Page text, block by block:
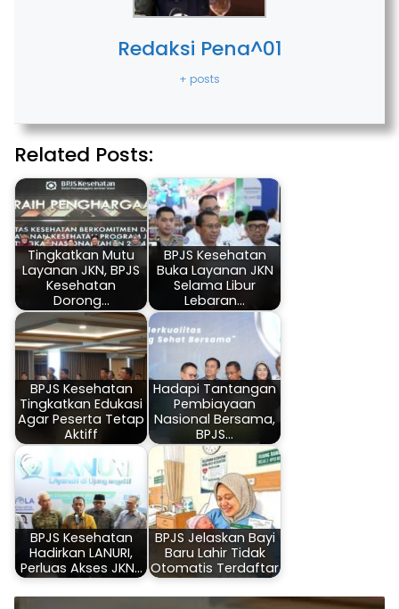
Redaksi Pena^01
+ posts
Related Posts:
Tingkatkan Mutu
Layanan JKN, BPJS
Kesehatan
Dorong…
BPJS Kesehatan
Buka Layanan JKN
Selama Libur
Lebaran…
BPJS Kesehatan
Tingkatkan Edukasi
Agar Peserta Tetap
Aktiff
Hadapi Tantangan
Pembiayaan
Nasional Bersama,
BPJS…
BPJS Kesehatan
Hadirkan LANURI,
Perluas Akses JKN…
BPJS Jelaskan Bayi
Baru Lahir Tidak
Otomatis Terdaftar